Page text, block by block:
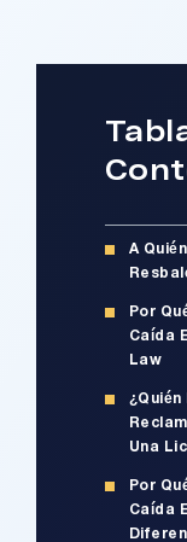
A
Por
Caída
Law
Una
Por
Caída